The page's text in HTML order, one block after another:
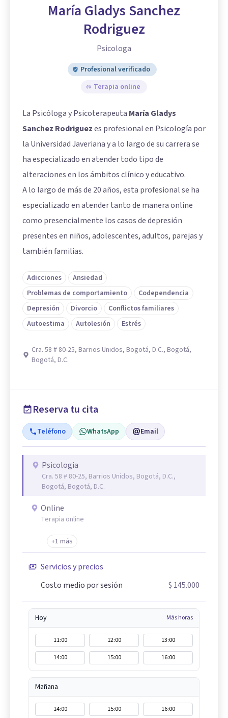
María Gladys Sanchez
Rodriguez
Psicologa
Profesional verificado
Terapia online
La Psicóloga y Psicoterapeuta María Gladys
Sanchez Rodriguezes profesional en Psicología por
la Universidad Javeriana y a lo largo de su carrera se
ha especializado en atender todo tipo de
alteraciones en los ámbitos clínico y educativo.
A lo largo de más de 20 años, esta profesional se ha
especializado en atender tanto de manera online
como presencialmente los casos de depresión
presentes en niños, adolescentes, adultos, parejas y
también familias.
Adicciones
Ansiedad
Problemas de comportamiento
Codependencia
Depresión
Divorcio
Conflictos familiares
Autoestima
Autolesión Estrés
Cra. 58 # 80-25, Barrios Unidos, Bogotá, D.C., Bogotá,
Bogotá, D.C.
Reserva tu cita
Teléfono WhatsApp Email
Psicologia
Cra. 58 # 80-25, Barrios Unidos, Bogotá, D.C.,
Bogotá, Bogotá, D.C.
Online
Terapia online
+1 más
Servicios y precios
Costo medio por sesión
$ 145.000
Hoy Más horas
11:00 12:00
13:00
14:00
15:00 16:00
Mañana
14:00 15:00 16:00